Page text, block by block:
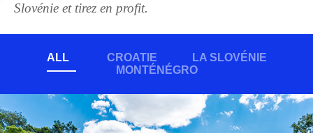
Slovénie et tirez en profit.
ALL CROATIE
LA SLOVÉNIE
MONTÉNÉGRO